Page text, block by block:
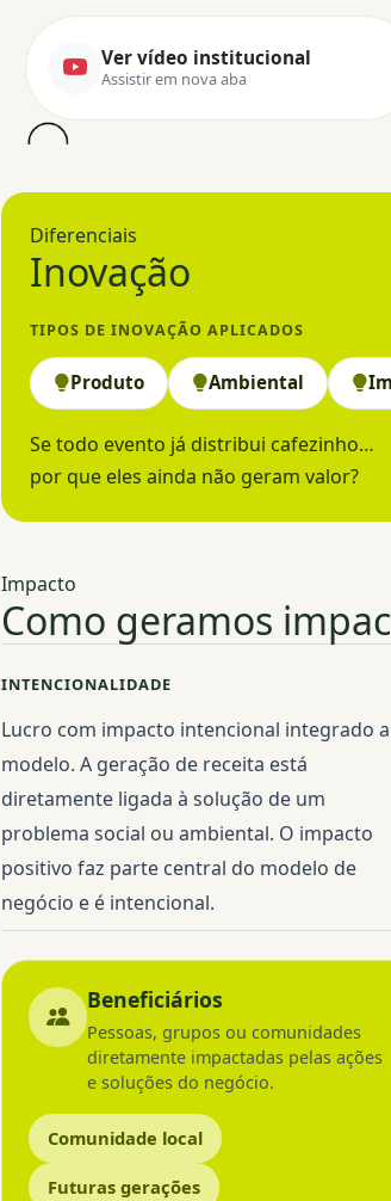
Ver vídeo institucional
Assistir em nova aba
Diferenciais
Inovação
TIPOS DE INOVAÇÃO APLICADOS
Produto Ambiental
Se todo evento já distribui cafezinho…
por que eles ainda não geram valor?
Impacto
Como geramos
INTENCIONALIDADE
Lucro com impacto intencional integrado
modelo. A geração de receita está
diretamente ligada à solução de um
problema social ou ambiental. O impacto
positivo faz parte central do modelo de
negócio e é intencional.
Beneficiários
Pessoas, grupos ou comunidades
diretamente impactadas pelas ações
e soluções do negócio.
Comunidade local
Futuras gerações